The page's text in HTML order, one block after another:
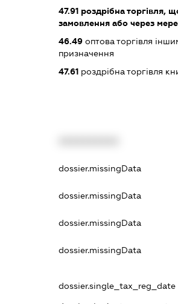
47.91роздрібна торгівля,
замовлення або через
46.49оптова торгівля
призначення
47.61роздрібна торгівля
dossier.missingData
dossier.missingData
dossier.missingData
dossier.missingData
dossier.single_tax_reg_date